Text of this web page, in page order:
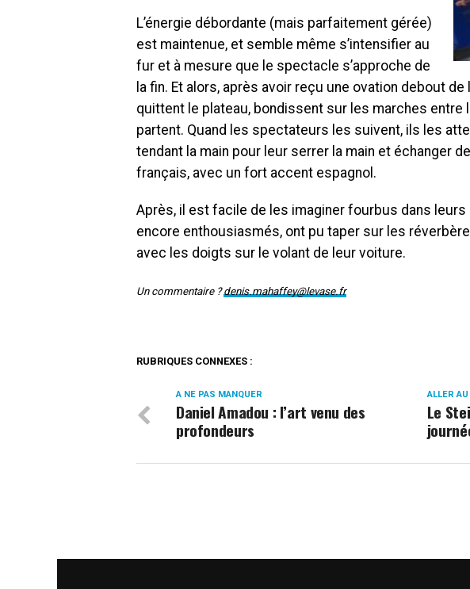
L’énergie débordante (mais parfaitement gérée)
est maintenue, et semble même s’intensifier au
fur et à mesure que le spectacle s’approche de
la fin. Et alors, après avoir reçu une ovation debout
quittent le plateau, bondissent sur les marches entre
partent. Quand les spectateurs les suivent, ils les
tendant la main pour leur serrer la main et échanger
français, avec un fort accent espagnol.
Après, il est facile de les imaginer fourbus dans
encore enthousiasmés, ont pu taper sur les
avec les doigts sur le volant de leur voiture.
Un commentaire ?denis.mahaffey@levase.fr
RUBRIQUES CONNEXES :
ALLER
Le
A NE PAS MANQUER
Daniel Amadou : l’art venu des
profondeurs